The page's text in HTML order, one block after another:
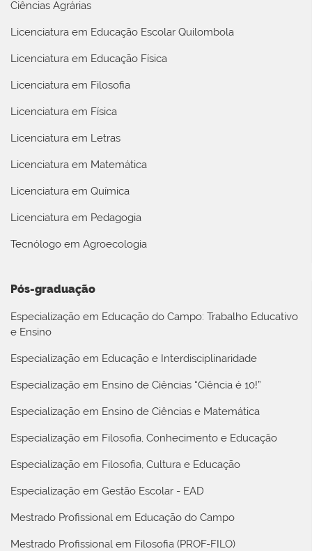
Ciências Agrárias
Licenciatura em Educação Escolar Quilombola
Licenciatura em Educação Física
Licenciatura em Filosofia
Licenciatura em Física
Licenciatura em Letras
Licenciatura em Matemática
Licenciatura em Química
Licenciatura em Pedagogia
Tecnólogo em Agroecologia
Pós-graduação
Especialização em Educação do Campo: Trabalho Educativo
e Ensino
Especialização em Educação e Interdisciplinaridade
Especialização em Ensino de Ciências “Ciência é 10!”
Especialização em Ensino de Ciências e Matemática
Especialização em Filosofia, Conhecimento e Educação
Especialização em Filosofia, Cultura e Educação
Especialização em Gestão Escolar - EAD
Mestrado Profissional em Educação do Campo
Mestrado Profissional em Filosofia (PROF-FILO)